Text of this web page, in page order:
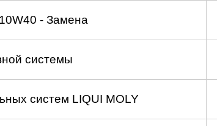
- Замена
системы
систем LIQUI MOLY